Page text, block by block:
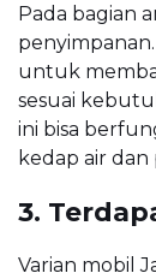
Pada bagian
untuk
sesuai
ini bisa
kedap air dan
3.
Varian mobil